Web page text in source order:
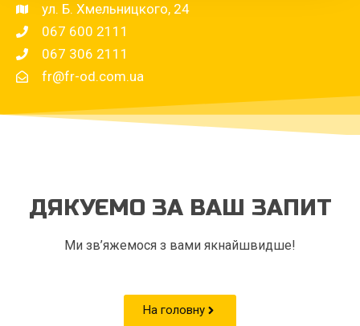
ул. Б. Хмельницкого, 24
067 600 2111
067 306 2111
fr@fr-od.com.ua
ДЯКУЄМО ЗА ВАШ ЗАПИТ
Ми зв’яжемося з вами якнайшвидше!
На головну